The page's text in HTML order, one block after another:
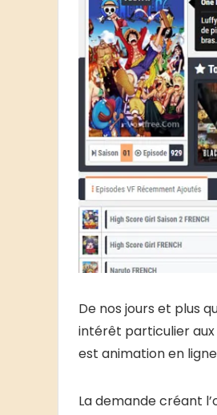
De nos jours et plus
intérêt particulier aux
est animation en
La demande créant